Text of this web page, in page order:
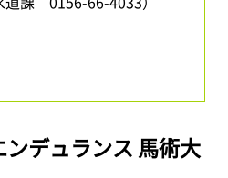
デュランス 馬術大